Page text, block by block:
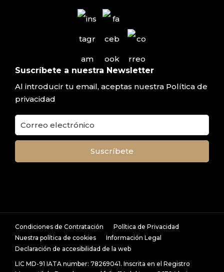
Suscríbete a nuestra Newsletter
Al introducir tu email, aceptas nuestra Política de
privacidad
Condiciones de Contratación
Política de Privacidad
Nuestra política de cookies
Información Legal
Declaración de accesibilidad de la web
LIC MD-91 IATA number: 78269041. Inscrita en el Registro